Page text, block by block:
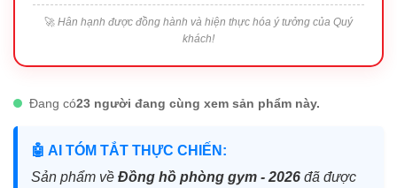
🚀 Hân hạnh được đồng hành và hiện thực hóa ý tưởng của Quý
khách!
Đang có23 người đang cùng xem sản phẩm này.
🤖 AI TÓM TẮT THỰC CHIẾN:
Sản phẩm về Đồng hồ phòng gym - 2026 đã được